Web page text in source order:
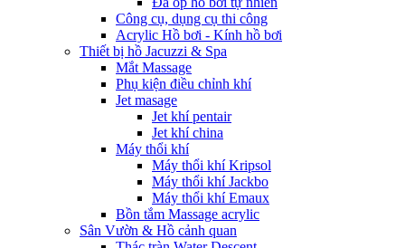
Công cụ, dụng cụ thi công
Acrylic Hồ bơi - Kính hồ bơi
Thiết bị hồ Jacuzzi & Spa
Mắt Massage
Phụ kiện điều chỉnh khí
Jet masage
Jet khí pentair
Jet khí china
Máy thổi khí
Máy thổi khí Kripsol
Máy thổi khí Jackbo
Máy thổi khí Emaux
Bồn tắm Massage acrylic
Sân Vườn & Hồ cảnh quan